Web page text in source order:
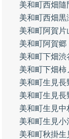
美和町西畑隨
美和町西畑黒
美和町阿賀片
美和町阿賀郷
美和町下畑渋
美和町下畑柿
美和町生見長
美和町生見長
美和町生見中
美和町生見小
美和町秋掛生